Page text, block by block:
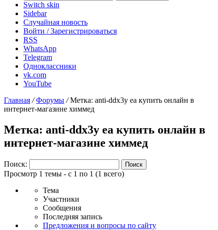
Switch skin
Sidebar
Случайная новость
Войти / Зарегистрироваться
RSS
WhatsApp
Telegram
Одноклассники
vk.com
YouTube
Главная / Форумы / Метка: anti-ddx3y ea купить онлайн в
интернет-магазине химмед
Метка: anti-ddx3y ea купить онлайн в
интернет-магазине химмед
Поиск:
Просмотр 1 темы - с 1 по 1 (1 всего)
Тема
Участники
Сообщения
Последняя запись
Предложения и вопросы по сайту